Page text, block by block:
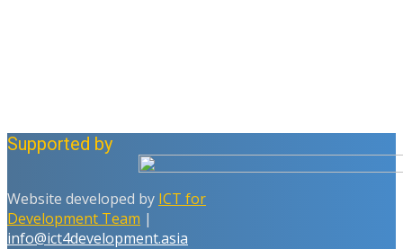
Supported by
Website developed by ICT for
Development Team |
info@ict4development.asia